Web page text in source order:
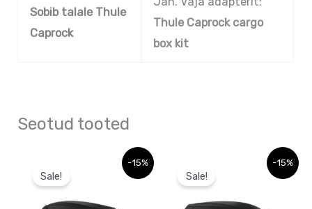
Sobib talale Thule
Caprock
Thule Caprock cargo
box kit
Seotud tooted
-15%
Sale!hind
on:
-15%
Sale!hind
on: